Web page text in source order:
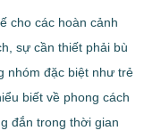
cho các hoàn cảnh
sự cần thiết phải bù
nhóm đặc biệt như trẻ
biết về phong cách
đắn trong thời gian